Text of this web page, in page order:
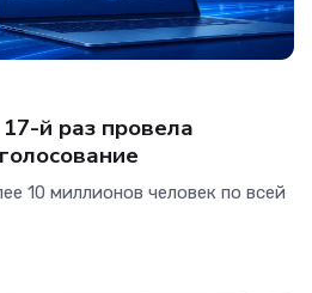
й раз провела
10 миллионов человек по всей